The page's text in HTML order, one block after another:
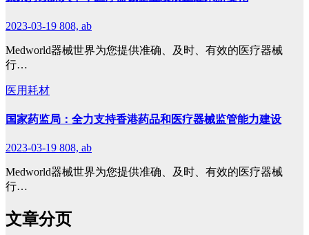
2023-03-19 808, ab
Medworld器械世界为您提供准确、及时、有效的医疗器械
行…
医用耗材
国家药监局：全力支持香港药品和医疗器械监管能力建设
2023-03-19 808, ab
Medworld器械世界为您提供准确、及时、有效的医疗器械
行…
文章分页